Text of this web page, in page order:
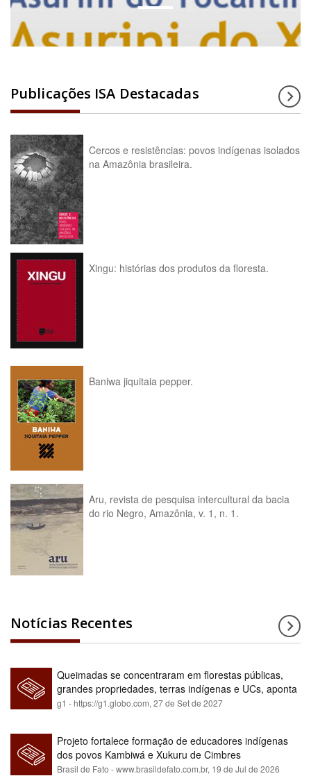
Publicações ISA Destacadas
Cercos e resistências: povos indígenas isolados
na Amazônia brasileira.
Xingu: histórias dos produtos da floresta.
Baniwa jiquitaia pepper.
Aru, revista de pesquisa intercultural da bacia
do rio Negro, Amazônia, v. 1, n. 1.
Notícias Recentes
Queimadas se concentraram em florestas públicas,
grandes propriedades, terras indígenas e UCs, aponta
relatório
g1 - https://g1.globo.com,27 de Set de 2027
Projeto fortalece formação de educadores indígenas
dos povos Kambiwá e Xukuru de Cimbres
Brasil de Fato - www.brasildefato.com.br, 19 de Jul de 2026